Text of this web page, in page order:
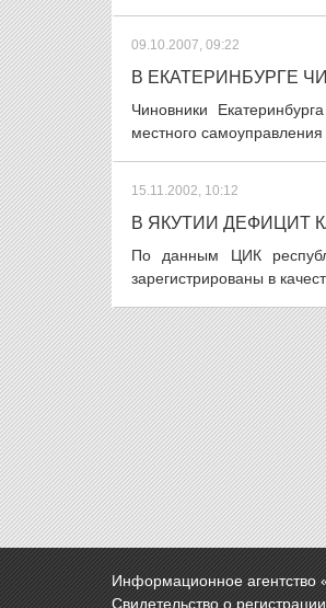
09.10.2007, 09:22
В ЕКАТЕРИНБУРГЕ
Чиновники
местного
15.11.2002, 10:12
В ЯКУТИИ ДЕФИЦИТ
По данным ЦИК
зарегистрированы в
Информационное агентство
Свидетельство о